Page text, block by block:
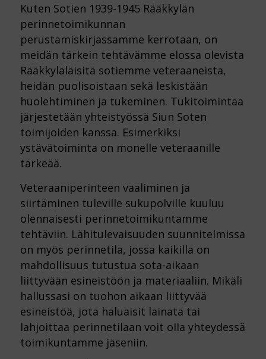
Kuten Sotien 1939-1945 Rääkkylän
perinnetoimikunnan
perustamiskirjassamme kerrotaan, on
meidän tärkein tehtävämme elossa olevista
Rääkkyläläisitä sotiemme veteraaneista,
heidän puolisoistaan sekä leskistään
huolehtiminen ja tukeminen. Tukitoimintaa
järjestetään yhteistyössä Siun Soten
toimijoiden kanssa. Esimerkiksi
ystävätoiminta on monelle veteraanille
tärkeää.
Veteraaniperinteen vaaliminen ja
siirtäminen tuleville sukupolville kuuluu
olennaisesti perinnetoimikuntamme
tehtäviin. Lähitulevaisuuden suunnitelmissa
on myös perinnetila, jossa kaikilla on
mahdollisuus tutustua sota-aikaan
liittyvään esineistöön ja materiaaliin. Mikäli
hallussasi on tuohon aikaan liittyvää
esineistöä, jota haluaisit lainata tai
lahjoittaa perinnetilaan voit olla yhteydessä
toimikuntamme jäseniin.